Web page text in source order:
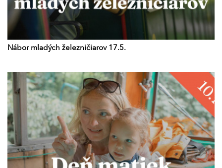
Nábor mladých železničiarov 17.5.